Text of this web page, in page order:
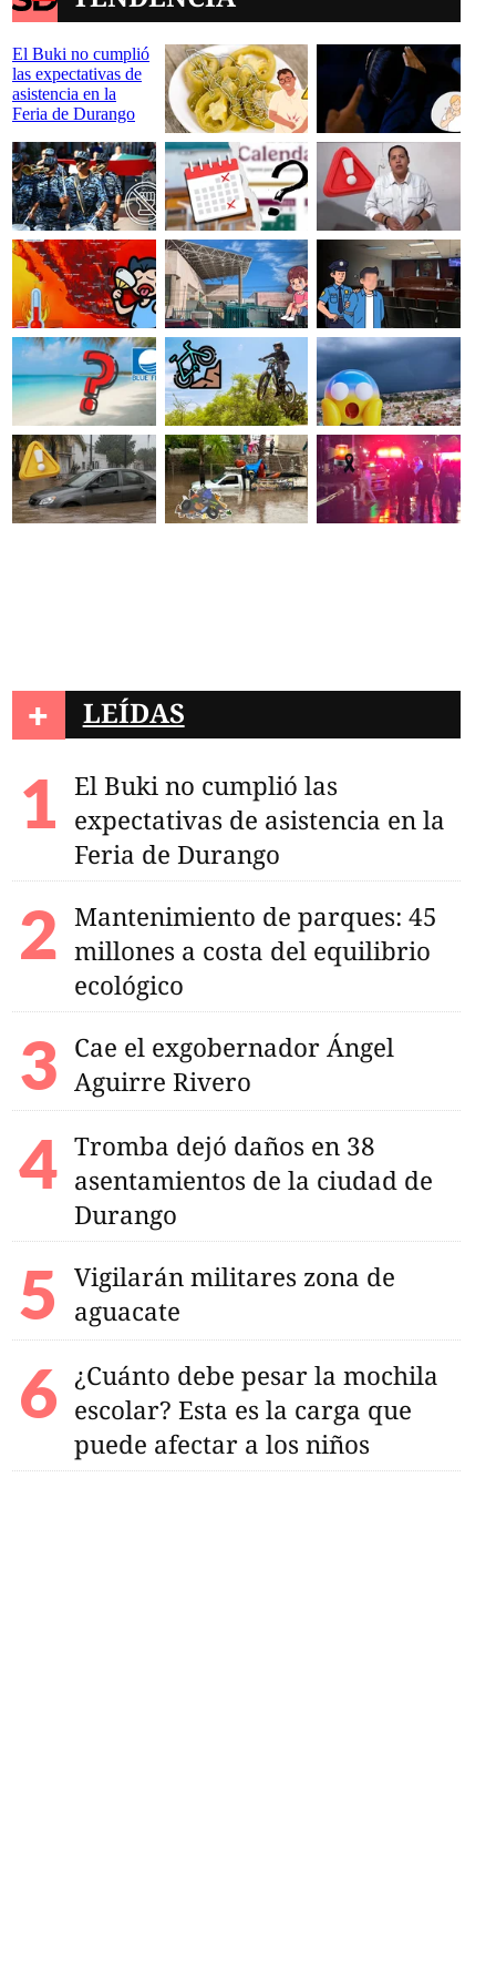
para Durango!
del SMN para
+ LEÍDAS
El Buki no cumplió las
expectativas de asistencia en la
Feria de Durango
Mantenimiento de parques: 45
millones a costa del equilibrio
ecológico
Cae el exgobernador Ángel
Aguirre Rivero
Tromba dejó daños en 38
asentamientos de la ciudad de
Durango
Vigilarán militares zona de
aguacate
¿Cuánto debe pesar la mochila
escolar? Esta es la carga que
puede afectar a los niños